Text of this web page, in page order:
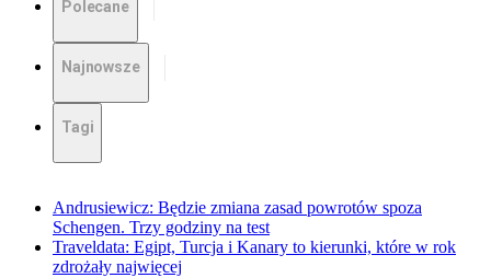
Polecane
Najnowsze
Tagi
Andrusiewicz: Będzie zmiana zasad powrotów spoza
Schengen. Trzy godziny na test
Traveldata: Egipt, Turcja i Kanary to kierunki, które w rok
zdrożały najwięcej